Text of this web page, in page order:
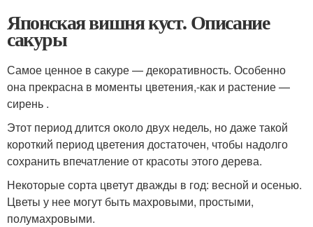
Японская вишня куст. Описание
сакуры
Самое ценное в сакуре — декоративность. Особенно
она прекрасна в моменты цветения,-как и растение —
сирень .
Этот период длится около двух недель, но даже такой
короткий период цветения достаточен, чтобы надолго
сохранить впечатление от красоты этого дерева.
Некоторые сорта цветут дважды в год: весной и осенью.
Цветы у нее могут быть махровыми, простыми,
полумахровыми.